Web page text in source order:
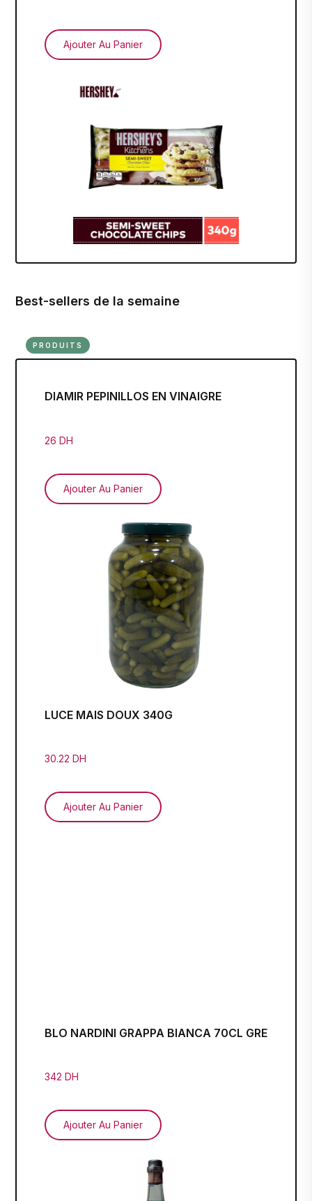
Ajouter Au Panier
Best-sellers de la semaine
PRODUITS
DIAMIR PEPINILLOS EN VINAIGRE
26 DH
Ajouter Au Panier
LUCE MAIS DOUX 340G
30.22 DH
Ajouter Au Panier
BLO NARDINI GRAPPA BIANCA 70CL GRE
342 DH
Ajouter Au Panier